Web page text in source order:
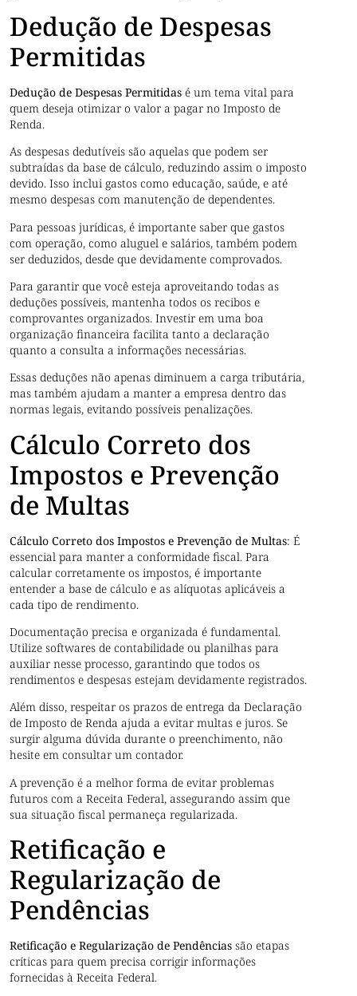
Dedução de Despesas
Permitidas
Dedução de Despesas Permitidas é um tema vital para
quem deseja otimizar o valor a pagar no Imposto de
Renda.
As despesas dedutíveis são aquelas que podem ser
subtraídas da base de cálculo, reduzindo assim o imposto
devido. Isso inclui gastos como educação, saúde, e até
mesmo despesas com manutenção de dependentes.
Para pessoas jurídicas, é importante saber que gastos
com operação, como aluguel e salários, também podem
ser deduzidos, desde que devidamente comprovados.
Para garantir que você esteja aproveitando todas as
deduções possíveis, mantenha todos os recibos e
comprovantes organizados. Investir em uma boa
organização financeira facilita tanto a declaração
quanto a consulta a informações necessárias.
Essas deduções não apenas diminuem a carga tributária,
mas também ajudam a manter a empresa dentro das
normas legais, evitando possíveis penalizações.
Cálculo Correto dos
Impostos e Prevenção
de Multas
Cálculo Correto dos Impostos e Prevenção de Multas: É
essencial para manter a conformidade fiscal. Para
calcular corretamente os impostos, é importante
entender a base de cálculo e as alíquotas aplicáveis a
cada tipo de rendimento.
Documentação precisa e organizada é fundamental.
Utilize softwares de contabilidade ou planilhas para
auxiliar nesse processo, garantindo que todos os
rendimentos e despesas estejam devidamente registrados.
Além disso, respeitar os prazos de entrega da Declaração
de Imposto de Renda ajuda a evitar multas e juros. Se
surgir alguma dúvida durante o preenchimento, não
hesite em consultar um contador.
A prevenção é a melhor forma de evitar problemas
futuros com a Receita Federal, assegurando assim que
sua situação fiscal permaneça regularizada.
Retificação e
Regularização de
Pendências
Retificação e Regularização de Pendências são etapas
críticas para quem precisa corrigir informações
fornecidas à Receita Federal.